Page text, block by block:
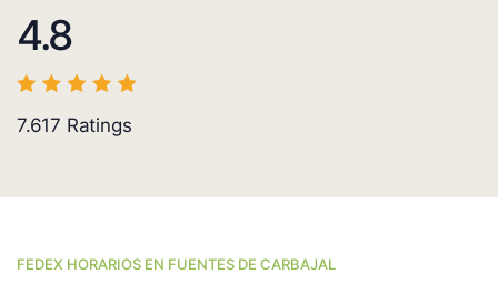
4.8
7.617 Ratings
FEDEX HORARIOS EN FUENTES DE CARBAJAL